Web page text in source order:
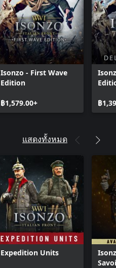
Isonzo - First Wave
Edition
฿1,579.00+ ฿
แสดงทั้งหมด
Expedition Units